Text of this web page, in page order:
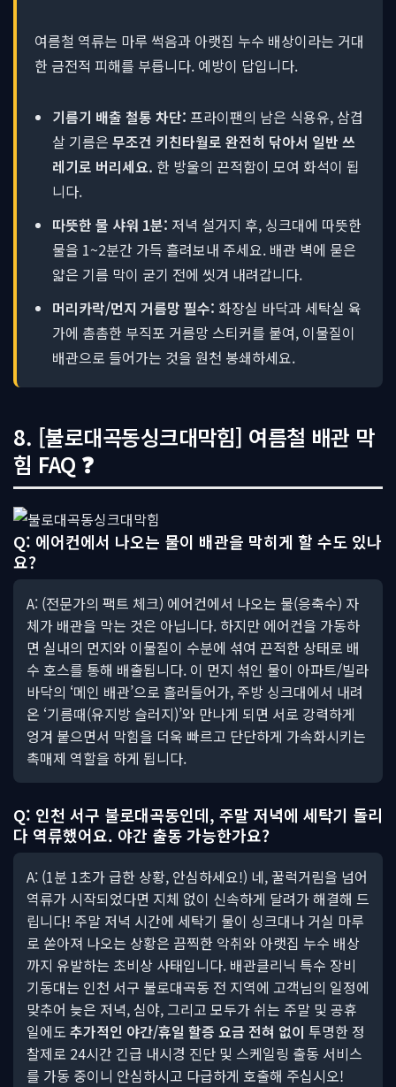
여름철 역류는 마루 썩음과 아랫집 누수 배상이라는 거대
한 금전적 피해를 부릅니다. 예방이 답입니다.
기름기 배출 철통 차단: 프라이팬의 남은 식용유, 삼겹
살 기름은 무조건 키친타월로 완전히 닦아서 일반 쓰
레기로 버리세요. 한 방울의 끈적함이 모여 화석이 됩
니다.
따뜻한 물 샤워 1분: 저녁 설거지 후, 싱크대에 따뜻한
물을 1~2분간 가득 흘려보내 주세요. 배관 벽에 묻은
얇은 기름 막이 굳기 전에 씻겨 내려갑니다.
머리카락/먼지 거름망 필수: 화장실 바닥과 세탁실 육
가에 촘촘한 부직포 거름망 스티커를 붙여, 이물질이
배관으로 들어가는 것을 원천 봉쇄하세요.
8. [불로대곡동싱크대막힘] 여름철 배관 막
힘 FAQ ❓
Q: 에어컨에서 나오는 물이 배관을 막히게 할 수도 있나
요?
A: (전문가의 팩트 체크) 에어컨에서 나오는 물(응축수) 자
체가 배관을 막는 것은 아닙니다. 하지만 에어컨을 가동하
면 실내의 먼지와 이물질이 수분에 섞여 끈적한 상태로 배
수 호스를 통해 배출됩니다. 이 먼지 섞인 물이 아파트/빌라
바닥의 ‘메인 배관’으로 흘러들어가, 주방 싱크대에서 내려
온 ‘기름때(유지방 슬러지)’와 만나게 되면 서로 강력하게
엉겨 붙으면서 막힘을 더욱 빠르고 단단하게 가속화시키는
촉매제 역할을 하게 됩니다.
Q: 인천 서구 불로대곡동인데, 주말 저녁에 세탁기 돌리
다 역류했어요. 야간 출동 가능한가요?
A: (1분 1초가 급한 상황, 안심하세요!) 네, 꿀럭거림을 넘어
역류가 시작되었다면 지체 없이 신속하게 달려가 해결해 드
립니다! 주말 저녁 시간에 세탁기 물이 싱크대나 거실 마루
로 쏟아져 나오는 상황은 끔찍한 악취와 아랫집 누수 배상
까지 유발하는 초비상 사태입니다. 배관클리닉 특수 장비
기동대는 인천 서구 불로대곡동 전 지역에 고객님의 일정에
맞추어 늦은 저녁, 심야, 그리고 모두가 쉬는 주말 및 공휴
일에도 추가적인 야간/휴일 할증 요금 전혀 없이 투명한 정
찰제로 24시간 긴급 내시경 진단 및 스케일링 출동 서비스
를 가동 중이니 안심하시고 다급하게 호출해 주십시오!